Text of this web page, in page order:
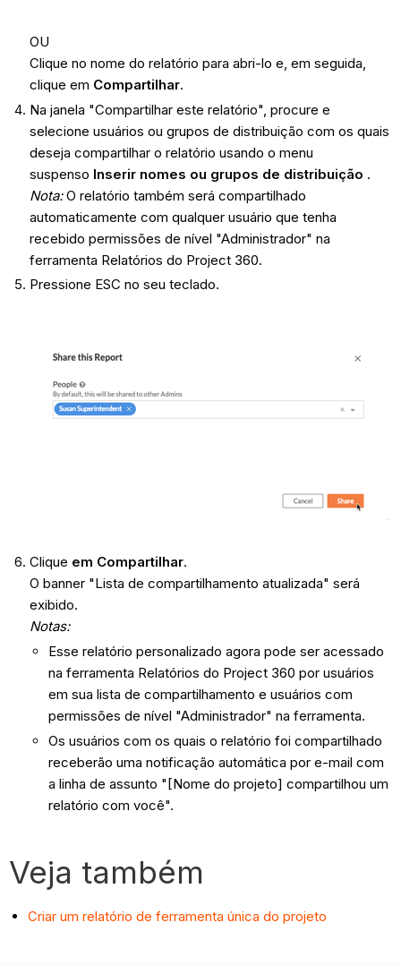
OU
Clique no nome do relatório para abri-lo e, em seguida,
clique em Compartilhar.
Na janela "Compartilhar este relatório", procure e
selecione usuários ou grupos de distribuição com os quais
deseja compartilhar o relatório usando o menu
suspenso Inserir nomes ou grupos de distribuição .
Nota:O relatório também será compartilhado
automaticamente com qualquer usuário que tenha
recebido permissões de nível "Administrador" na
ferramenta Relatórios do Project 360.
Pressione ESC no seu teclado.
Clique em Compartilhar.
O banner "Lista de compartilhamento atualizada" será
exibido.
Notas:
Esse relatório personalizado agora pode ser acessado
na ferramenta Relatórios do Project 360 por usuários
em sua lista de compartilhamento e usuários com
permissões de nível "Administrador" na ferramenta.
Os usuários com os quais o relatório foi compartilhado
receberão uma notificação automática por e-mail com
a linha de assunto "[Nome do projeto] compartilhou um
relatório com você".
Veja também
Criar um relatório de ferramenta única do projeto